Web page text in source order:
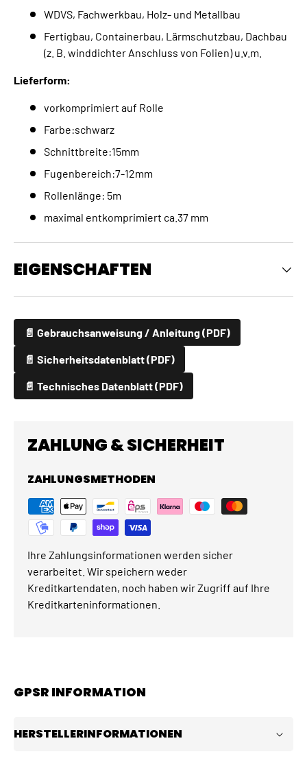
WDVS, Fachwerkbau, Holz- und Metallbau
Fertigbau, Containerbau, Lärmschutzbau, Dachbau
(z. B. winddichter Anschluss von Folien) u.v.m.
Lieferform:
vorkomprimiert auf Rolle
Farbe:schwarz
Schnittbreite:15mm
Fugenbereich:7-12mm
Rollenlänge: 5m
maximal entkomprimiert ca.37 mm
EIGENSCHAFTEN
📄 Gebrauchsanweisung / Anleitung (PDF)
📄 Sicherheitsdatenblatt (PDF)
📄 Technisches Datenblatt (PDF)
ZAHLUNG & SICHERHEIT
ZAHLUNGSMETHODEN
Ihre Zahlungsinformationen werden sicher
verarbeitet. Wir speichern weder
Kreditkartendaten, noch haben wir Zugriff auf Ihre
Kreditkarteninformationen.
GPSR INFORMATION
HERSTELLERINFORMATIONEN